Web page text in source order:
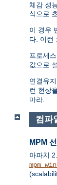
체감 성
식으로
이 경우
다. 이런
프로세
값으로
연결유
런 현상
마라.
컴파
MPM
아파치